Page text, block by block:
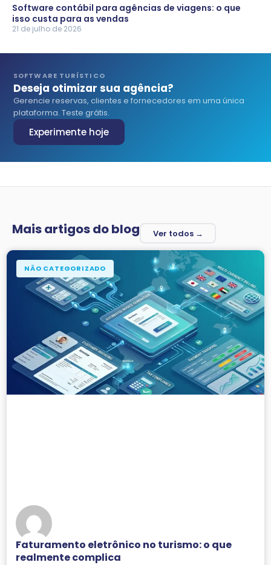
Software contábil para agências de viagens: o que
isso custa para as vendas
21 de julho de 2026
SOFTWARE TURÍSTICO
Deseja otimizar sua agência?
Gerencie reservas, clientes e fornecedores em uma única
plataforma. Teste grátis.
Experimente hoje
Mais artigos do blog Ver todos →
NÃO CATEGORIZADO
Faturamento eletrônico no turismo: o que
realmente complica